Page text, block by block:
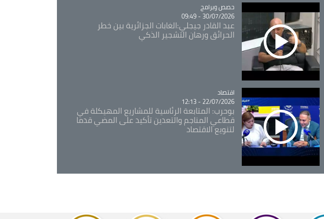
Catégorie
حصص وبرامج
30/07/2026 - 09:49
عبد القادر جيجلي:الغابات الجزائرية بين خطر
الحرائق ورهان التشجير الذكي
Catégorie
اقتصاد
22/07/2026 - 12:13
بوحرب: المتابعة الرئاسية للمشاريع المهيكلة في
قطاعي المناجم والتعدين تأكيد على المضي قدما
لتنويع الاقتصاد